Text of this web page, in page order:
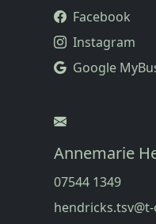
Facebook
Instagram
Google
Annemarie
07544 1349